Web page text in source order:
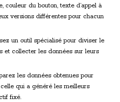
couleur du bouton, texte d’appel à
versions différentes pour chacun
un outil spécialisé pour diviser le
et collecter les données sur leurs
les données obtenues pour
qui a généré les meilleurs
fixé.